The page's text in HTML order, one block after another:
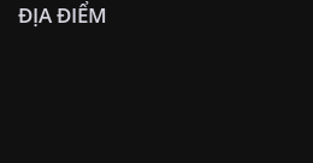
ĐỊA ĐIỂM